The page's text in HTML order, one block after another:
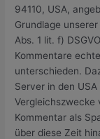
94110, USA,
Grundlage
Abs. 1 lit. f)
Kommentare
unterschieden.
Server in den
Vergleichszwecke
Kommentar als
über diese Zeit